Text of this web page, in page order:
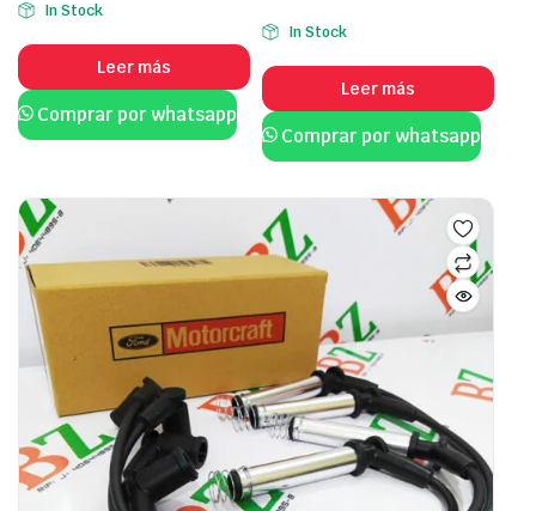
In Stock
Leer más
Comprar por whatsapp
In Stock
Leer más
Comprar por whatsapp